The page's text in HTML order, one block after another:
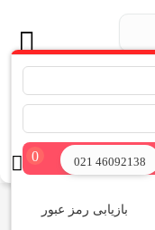
.
ورود
بازیابی رمز عبور
0 021 46092138